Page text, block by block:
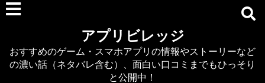
デタリキZ
アナザーエデン
アプリビレッジ
おすすめのゲーム・スマホアプリの情報やストーリーなど
の濃い話（ネタバレ含む）、面白い口コミまでもひっそり
と公開中！